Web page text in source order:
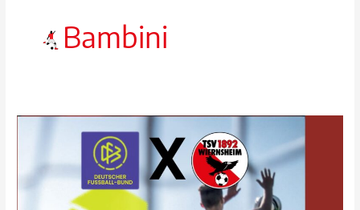
Bambini